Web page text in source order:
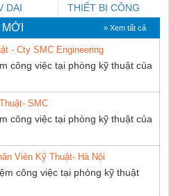
DAI
THIẾT BỊ CÔNG
NGHIỆP NIHON
SETSUBI VIỆT
NAM
» Xem tất cả
- Cty SMC Engineering
công việc tại phòng kỹ thuật của
SMC
công việc tại phòng kỹ thuật của
Viên Kỹ Thuật- Hà Nội
công việc tại phòng kỹ thuật